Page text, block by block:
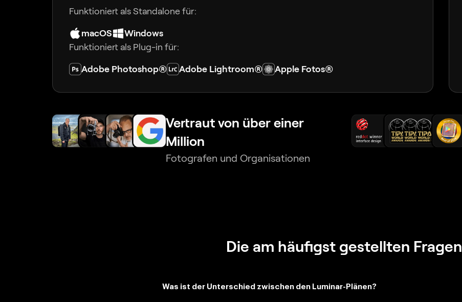
Funktioniert als Standalone für:
macOS
Windows
Funktioniert als Plug-in für:
Adobe Photoshop®
Adobe Lightroom® Apple Fotos®
Vertraut von über einer
Million
Fotografen und Organisationen
Die am häufigst gestellten Fragen
Was ist der Unterschied zwischen den Luminar-Plänen?